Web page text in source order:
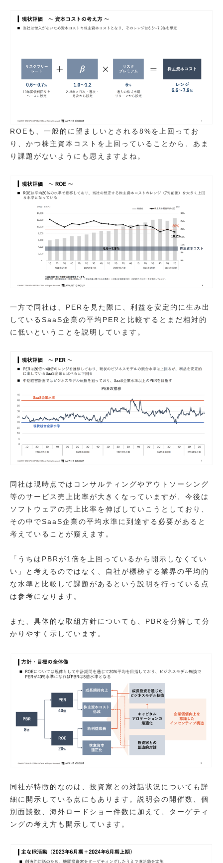
ROEも、一般的に望ましいとされる8%を上回ってお
り、かつ株主資本コストを上回っていることから、あま
り課題がないようにも思えますよね。
一方で同社は、PERを見た際に、利益を安定的に生み出
しているSaaS企業の平均PERと比較するとまだ相対的
に低いということを説明しています。
同社は現時点ではコンサルティングやアウトソーシング
等のサービス売上比率が大きくなっていますが、今後は
ソフトウェアの売上比率を伸ばしていこうとしており、
その中でSaaS企業の平均水準に到達する必要があると
考えていることが窺えます。
「うちはPBRが1倍を上回っているから開示しなくてい
い」と考えるのではなく、自社が標榜する業界の平均的
な水準と比較して課題があるという説明を行っている点
は参考になります。
また、具体的な取組方針についても、PBRを分解して分
かりやすく示しています。
同社が特徴的なのは、投資家との対話状況についても詳
細に開示している点にもあります。説明会の開催数、個
別面談数、海外ロードショー件数に加えて、ターゲティ
ングの考え方も開示しています。